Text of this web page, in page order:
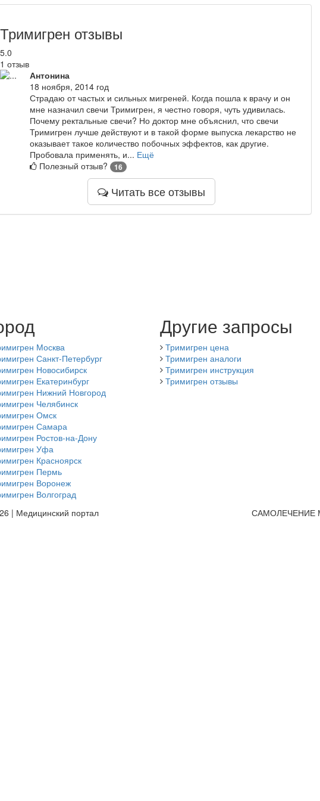
Тримигрен отзывы
5.0
1 отзыв
Антонина
18 ноября, 2014 год
Страдаю от частых и сильных мигреней. Когда пошла к врачу и он
мне назначил свечи Тримигрен, я честно говоря, чуть удивилась.
Почему ректальные свечи? Но доктор мне объяснил, что свечи
Тримигрен лучше действуют и в такой форме выпуска лекарство не
оказывает такое количество побочных эффектов, как другие.
Пробовала применять, и... Ещё
Полезный отзыв?
16
Читать все отзывы
Москва
Санкт-Петербург
Новосибирск
Екатеринбург
Нижний Новгород
Челябинск
Омск
Самара
Ростов-на-Дону
Уфа
Красноярск
Пермь
Воронеж
Волгоград
Другие запросы
Тримигрен цена
Тримигрен аналоги
Тримигрен инструкция
Тримигрен отзывы
| Медицинский портал
САМОЛЕЧЕНИЕ